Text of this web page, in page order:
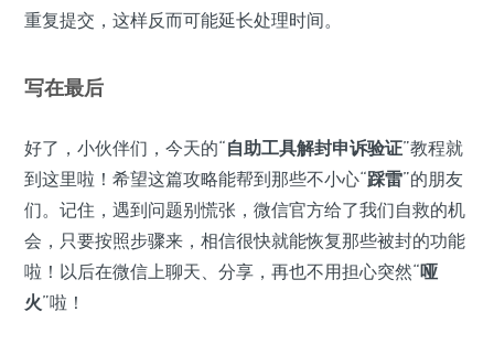
重复提交，这样反而可能延长处理时间。
写在最后
好了，小伙伴们，今天的“自助工具解封申诉验证”教程就
到这里啦！希望这篇攻略能帮到那些不小心“踩雷”的朋友
们。记住，遇到问题别慌张，微信官方给了我们自救的机
会，只要按照步骤来，相信很快就能恢复那些被封的功能
啦！以后在微信上聊天、分享，再也不用担心突然“哑
火”啦！